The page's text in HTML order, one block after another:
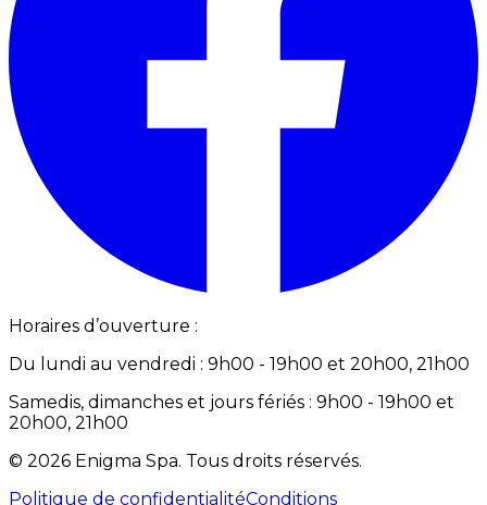
Horaires d’ouverture :
Du lundi au vendredi : 9h00 - 19h00 et 20h00, 21h00
Samedis, dimanches et jours fériés : 9h00 - 19h00 et
20h00, 21h00
© 2026 Enigma Spa. Tous droits réservés.
Politique de confidentialitéConditions